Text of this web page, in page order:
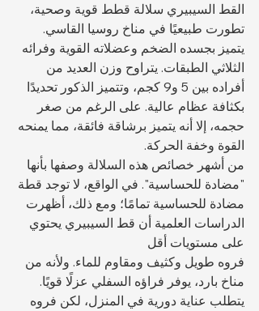
القط السيبيري سلالة قطط قوية وصحية،
تطورت طبيعيًا في مناخ روسيا القاسي.
يتميز بجسده الضخم وعضلاته القوية وفرائه
الثلاثي الطبقات. يتراوح وزن العديد من
أفراده بين 5 و9 كجم، وتتميز الذكور تحديدًا
بكثافة عظام عالية. على الرغم من صغر
حجمه، إلا أنه يتميز برشاقة فائقة، مما يمنحه
القوة وخفة الحركة.
من أشهر خصائص هذه السلالة وصفها بأنها
"مضادة للحساسية". في الواقع، لا توجد قطة
مضادة للحساسية تمامًا؛ ومع ذلك، أظهرت
الدراسات العلمية أن قط السيبيري يحتوي
على مستويات أقل
فروه طويل وكثيف ومقاوم للماء. ولأنه من
مناخ بارد، يوفر فراؤه السفلي عزلًا قويًا.
يتطلب عناية دورية في المنزل، لكن فروه